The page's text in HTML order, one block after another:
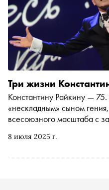
8 июля 2025 г.
Три жизни
Константину Райкину —
«нескладным» сыном
всесоюзного масштаба с
театра и наставник. Журналист Дмитрий